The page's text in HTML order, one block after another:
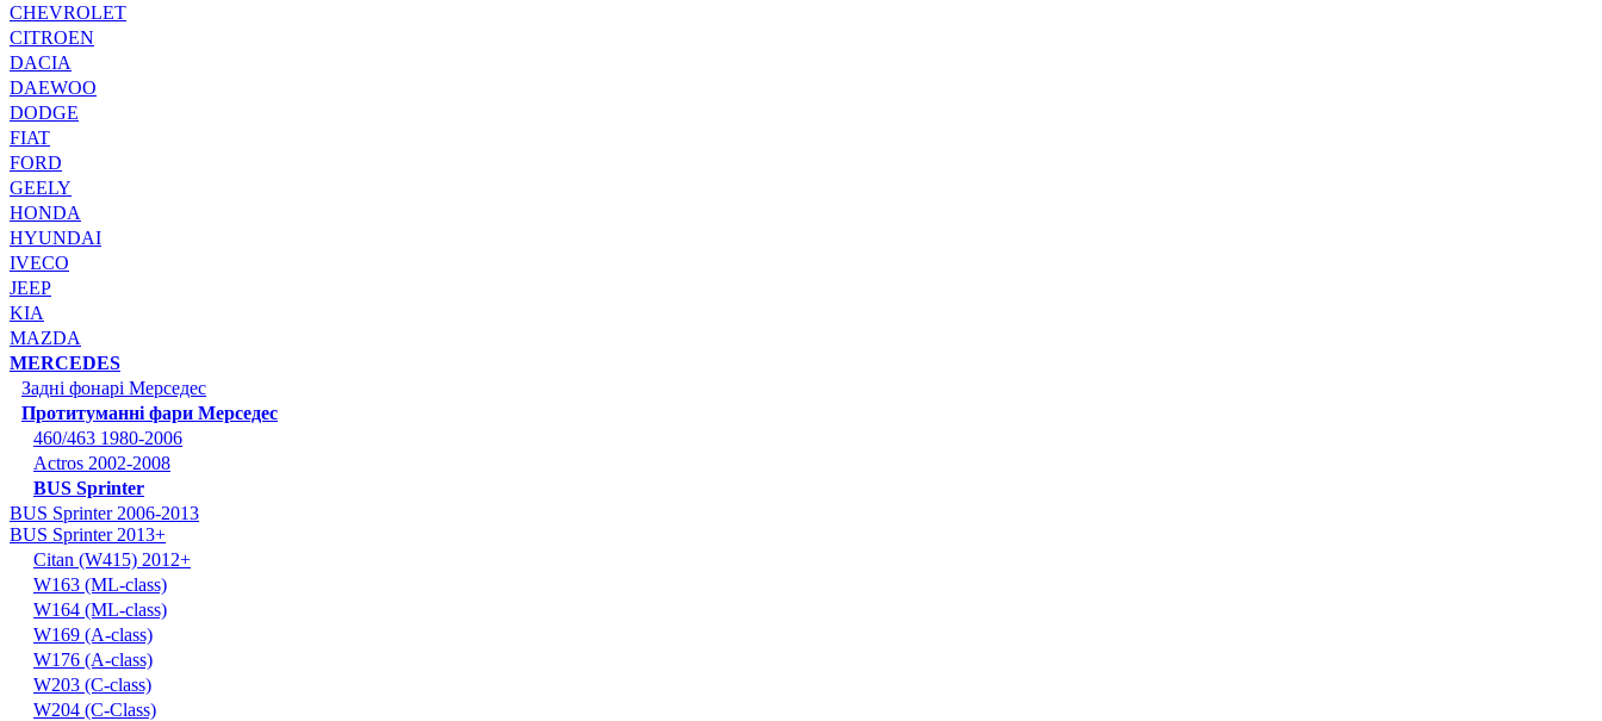
CHEVROLET
CITROEN
DACIA
DAEWOO
DODGE
FIAT
FORD
GEELY
HONDA
HYUNDAI
IVECO
JEEP
KIA
MAZDA
MERCEDES
Задні фонарі Мерседес
Протитуманні фари Мерседес
460/463 1980-2006
Actros 2002-2008
BUS Sprinter
BUS Sprinter 2006-2013
BUS Sprinter 2013+
Citan (W415) 2012+
W163 (ML-class)
W164 (ML-class)
W169 (A-class)
W176 (A-class)
W203 (C-class)
W204 (C-Class)